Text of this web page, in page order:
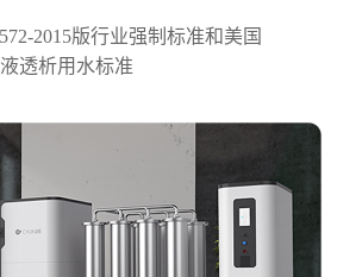
2015版行业强制标准和美国
透析用水标准